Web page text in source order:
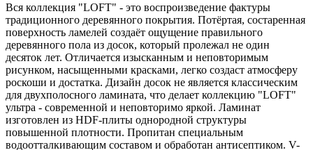
Вся коллекция "LOFT" - это воспроизведение фактуры
традиционного деревянного покрытия. Потёртая, состаренная
поверхность ламелей создаёт ощущение правильного
деревянного пола из досок, который пролежал не один
десяток лет. Отличается изысканным и неповторимым
рисунком, насыщенными красками, легко создаст атмосферу
роскоши и достатка. Дизайн досок не является классическим
для двухполосного ламината, что делает коллекцию "LOFT"
ультра - современной и неповторимо яркой. Ламинат
изготовлен из HDF-плиты однородной структуры
повышенной плотности. Пропитан специальным
водоотталкивающим составом и обработан антисептиком. V-